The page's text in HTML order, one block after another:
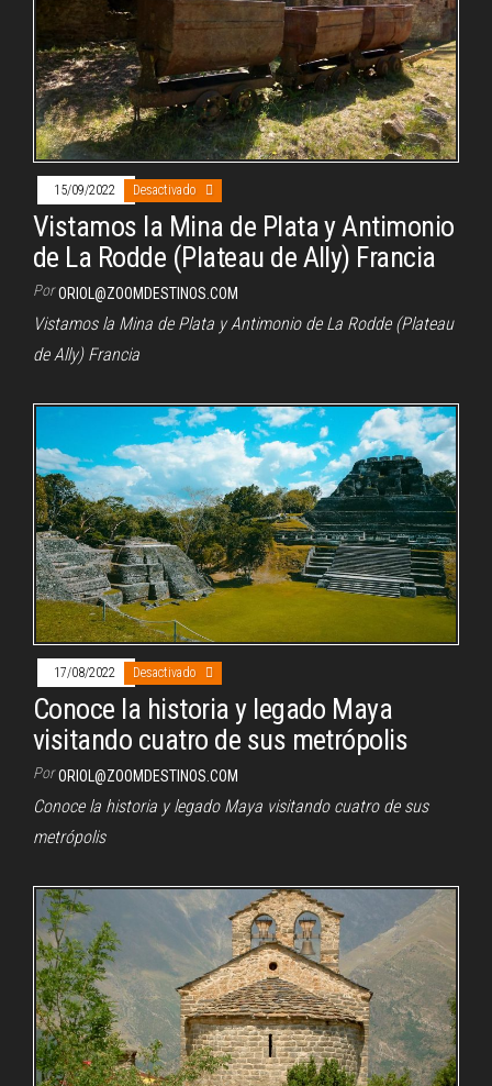
15/09/2022 Desactivado
Vistamos la Mina de Plata y Antimonio
de La Rodde (Plateau de Ally) Francia
Por ORIOL@ZOOMDESTINOS.COM
Vistamos la Mina de Plata y Antimonio de La Rodde (Plateau
de Ally) Francia
17/08/2022 Desactivado
Conoce la historia y legado Maya
visitando cuatro de sus metrópolis
Por ORIOL@ZOOMDESTINOS.COM
Conoce la historia y legado Maya visitando cuatro de sus
metrópolis